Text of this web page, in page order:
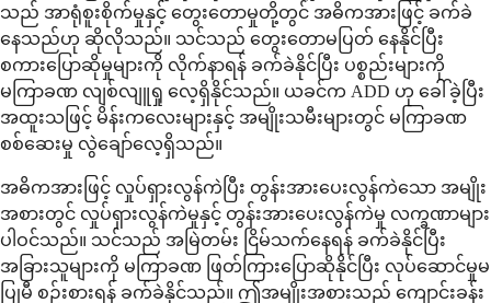
သည် အာရုံစူးစိုက်မှုနှင့် တွေးတောမှုတို့တွင် အဓိကအားဖြင့် ခက်ခဲ
နေသည်ဟု ဆိုလိုသည်။ သင်သည် တွေးတောမပြတ် နေနိုင်ပြီး
စကားပြောဆိုမှုများကို လိုက်နာရန် ခက်ခဲနိုင်ပြီး ပစ္စည်းများကို
မကြာခဏ လျစ်လျူရှု လေ့ရှိနိုင်သည်။ ယခင်က ADD ဟု ခေါ်ခဲ့ပြီး
အထူးသဖြင့် မိန်းကလေးများနှင့် အမျိုးသမီးများတွင် မကြာခဏ
စစ်ဆေးမှု လွဲချော်လေ့ရှိသည်။
အဓိကအားဖြင့် လှုပ်ရှားလွန်ကဲပြီး တွန်းအားပေးလွန်ကဲသော အမျိုး
အစားတွင် လှုပ်ရှားလွန်ကဲမှုနှင့် တွန်းအားပေးလွန်ကဲမှု လက္ခဏာများ
ပါဝင်သည်။ သင်သည် အမြဲတမ်း ငြိမ်သက်နေရန် ခက်ခဲနိုင်ပြီး
အခြားသူများကို မကြာခဏ ဖြတ်ကြားပြောဆိုနိုင်ပြီး လုပ်ဆောင်မှုမ
ပြုမီ စဉ်းစားရန် ခက်ခဲနိုင်သည်။ ဤအမျိုးအစားသည် ကျောင်းခန်း